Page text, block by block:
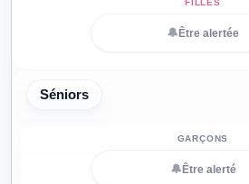
🔔 Être alertée
Séniors
🔔 Être alerté